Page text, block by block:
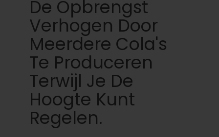
De Opbrengst
Verhogen Door
Meerdere Cola's
Te Produceren
Terwijl Je De
Hoogte Kunt
Regelen.